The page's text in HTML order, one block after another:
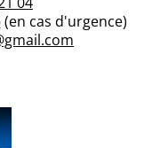
(en cas d'urgence)